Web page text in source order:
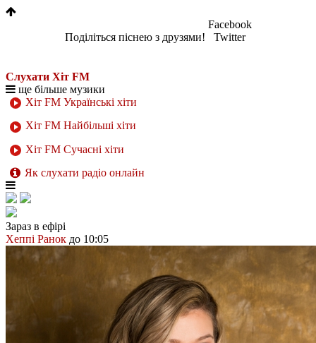
Поділіться піснею з друзями!
Facebook
Twitter
Слухати Хіт FM
ще більше музики
Хіт FM Українські хіти
Хіт FM Найбільші хіти
Хіт FM Сучасні хіти
Як слухати радіо онлайн
Зараз в ефірі
Хеппі Ранок до 10:05